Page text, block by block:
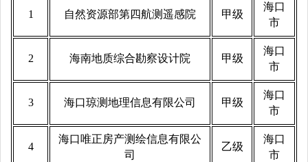
1 自然资源部第四航测遥感院 甲级
海口
市
2 海南地质综合勘察设计院 甲级
海口
市
3 海口琼测地理信息有限公司 甲级
海口
市
4
海口唯正房产测绘信息有限公
司
乙级
海口
市